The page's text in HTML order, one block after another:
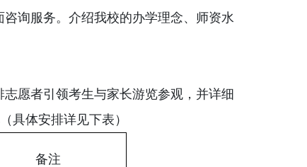
询服务。介绍我校的办学理念、师资水
愿者引领考生与家长游览参观，并详细
具体安排详见下表）
备注